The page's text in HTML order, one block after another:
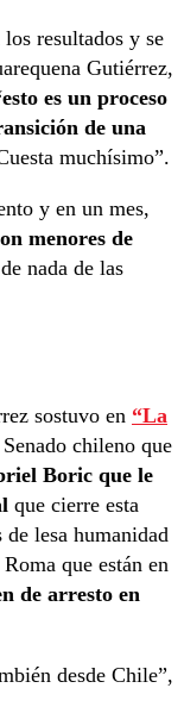
resultados y se
Gutiérrez,
es un proceso
de una
muchísimo”.
y en un mes,
menores de
nada de las
sostuvo en “La
chileno que
Boric que le
que cierre esta
lesa humanidad
que están en
de arresto en
desde Chile”,